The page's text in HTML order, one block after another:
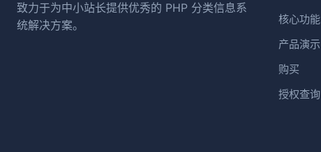
致力于为中小站长提供优秀的 PHP 分类信息系
统解决方案。
核心功能
产品演示
购买
授权查询